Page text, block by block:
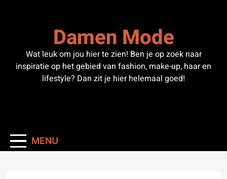
Damen Mode
Wat leuk om jou hier te zien! Ben je op zoek naar
inspiratie op het gebied van fashion, make-up, haar en
lifestyle? Dan zit je hier helemaal goed!
MENU